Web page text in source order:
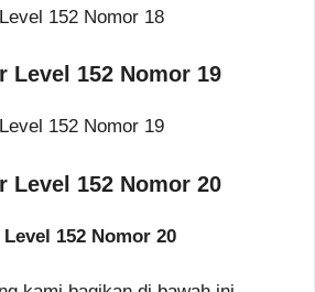
Level 152 Nomor 19
Level 152 Nomor 20